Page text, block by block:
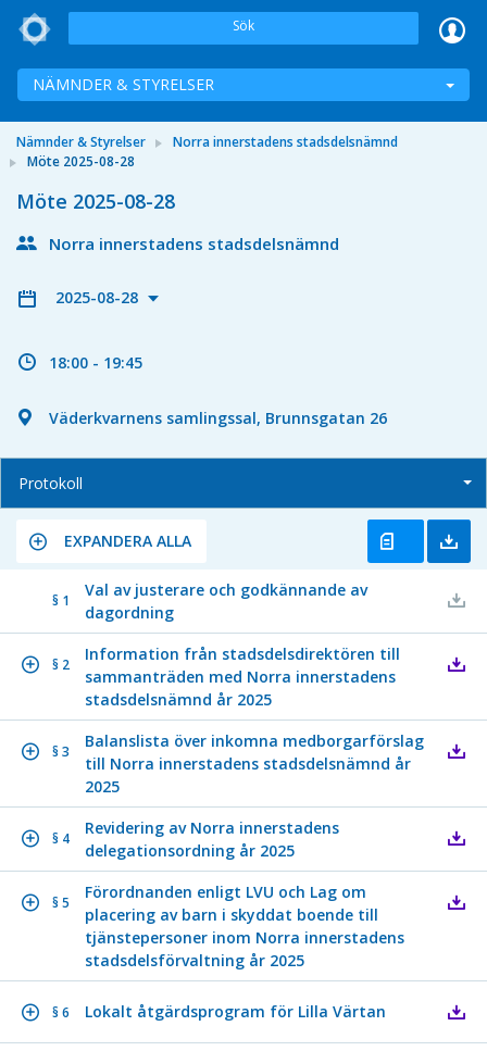
Sök
NÄMNDER & STYRELSER
Nämnder & Styrelser
Norra innerstadens stadsdelsnämnd
Möte 2025-08-28
Möte 2025-08-28
Norra innerstadens stadsdelsnämnd
2025-08-28
18:00 - 19:45
Väderkvarnens samlingssal, Brunnsgatan 26
Protokoll
EXPANDERA ALLA
§ 1
Val av justerare och godkännande av
dagordning
§ 2
Information från stadsdelsdirektören till
sammanträden med Norra innerstadens
stadsdelsnämnd år 2025
§ 3
Balanslista över inkomna medborgarförslag
till Norra innerstadens stadsdelsnämnd år
2025
§ 4
Revidering av Norra innerstadens
delegationsordning år 2025
§ 5
Förordnanden enligt LVU och Lag om
placering av barn i skyddat boende till
tjänstepersoner inom Norra innerstadens
stadsdelsförvaltning år 2025
§ 6 Lokalt åtgärdsprogram för Lilla Värtan